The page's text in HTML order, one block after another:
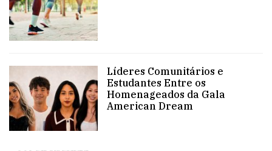
Líderes Comunitários e
Estudantes Entre os
Homenageados da Gala
American Dream